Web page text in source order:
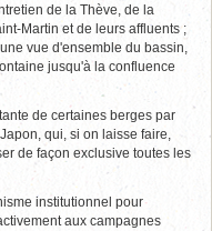
de la Thève, de la
Martin et de leurs affluents ;
vue d'ensemble du bassin,
jusqu'à la confluence
de certaines berges par
qui, si on laisse faire,
de façon exclusive toutes les
institutionnel pour
aux campagnes